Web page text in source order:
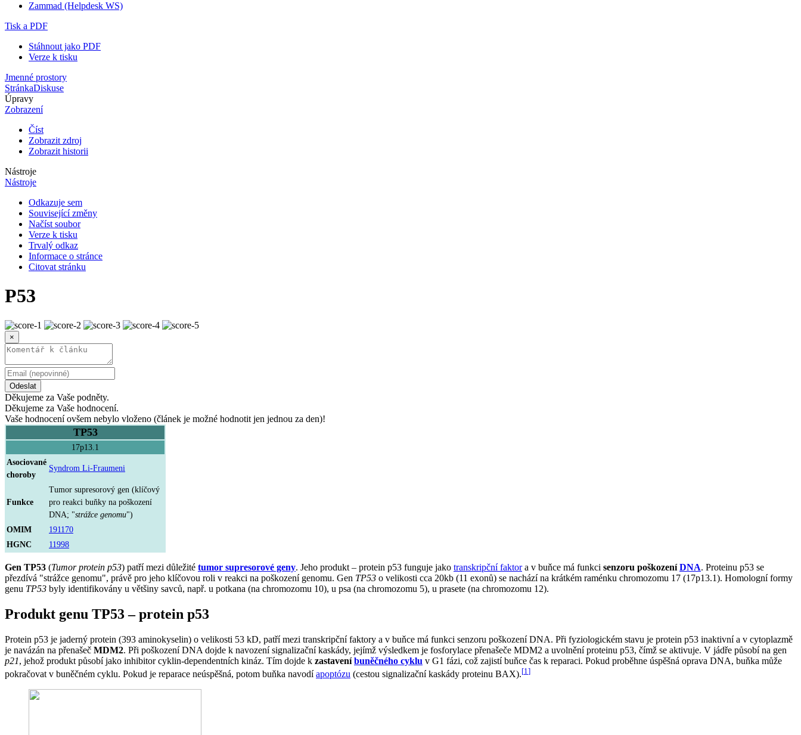
Zammad (Helpdesk WS)
Tisk a PDF
Stáhnout jako PDF
Verze k tisku
Jmenné prostory
StránkaDiskuse
Úpravy
Zobrazení
Číst
Zobrazit zdroj
Zobrazit historii
Nástroje
Nástroje
Odkazuje sem
Související změny
Načíst soubor
Verze k tisku
Trvalý odkaz
Informace o stránce
Citovat stránku
P53
×
Odeslat
Děkujeme za Vaše podněty.
Děkujeme za Vaše hodnocení.
Vaše hodnocení ovšem nebylo vloženo (článek je možné hodnotit jen jednou za den)!
TP53
17p13.1
Asociované
choroby
Syndrom Li-Fraumeni
Funkce
Tumor supresorový gen (klíčový
pro reakci buňky na poškození
DNA; "strážce genomu")
OMIM
191170
HGNC
11998
Gen TP53 (Tumor protein p53) patří mezi důležité tumor supresorové geny. Jeho produkt – protein p53 funguje jako transkripční faktora v buňce má funkci senzoru poškozeníDNA. Proteinu p53 se
přezdívá "strážce genomu", právě pro jeho klíčovou roli v reakci na poškození genomu. Gen TP53 o velikosti cca 20kb (11 exonů) se nachází na krátkém raménku chromozomu 17 (17p13.1). Homologní formy
genu TP53 byly identifikovány u většiny savců, např. u potkana (na chromozomu 10), u psa (na chromozomu 5), u prasete (na chromozomu 12).
Produkt genu TP53 – protein p53
Protein p53 je jaderný protein (393 aminokyselin) o velikosti 53 kD, patří mezi transkripční faktory a v buňce má funkci senzoru poškození DNA. Při fyziologickém stavu je protein p53 inaktivní a v cytoplazmě
je navázán na přenašeč MDM2. Při poškození DNA dojde k navození signalizační kaskády, jejímž výsledkem je fosforylace přenašeče MDM2 a uvolnění proteinu p53, čímž se aktivuje. V jádře působí na gen
p21, jehož produkt působí jako inhibitor cyklin-dependentních kináz. Tím dojde k zastaveníbuněčného cyklu v G1 fázi, což zajistí buňce čas k reparaci. Pokud proběhne úspěšná oprava DNA, buňka může
pokračovat v buněčném cyklu. Pokud je reparace neúspěšná, potom buňka navodíapoptózu (cestou signalizační kaskády proteinu BAX).[1 ]